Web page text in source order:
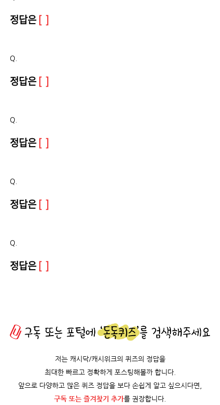
정답은 [ ]
Q.
정답은 [ ]
Q.
정답은 [ ]
Q.
정답은 [ ]
Q.
정답은 [ ]
저는 캐시닥/캐시위크의 퀴즈의 정답을
최대한 빠르고 정확하게 포스팅해볼까 합니다.
앞으로 다양하고 많은 퀴즈 정답을 보다 손쉽게 알고 싶으시다면,
구독 또는 즐겨찾기 추가를 권장합니다.